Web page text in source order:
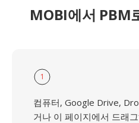
MOBI에서 PBM
1
컴퓨터, Google Drive,
거나 이 페이지에서 드래